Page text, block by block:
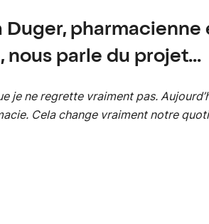
Duger, pharmacienne
parle du projet...
je ne regrette vraiment pas.
Cela change vraiment notre